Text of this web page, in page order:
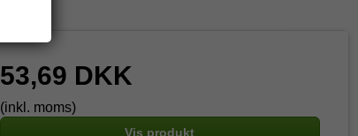
53,69 DKK
(inkl. moms)
Vis produkt